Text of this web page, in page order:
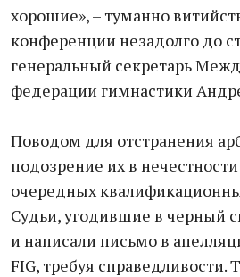
хорошие», – туманно
конференции незадолго до
генеральный секретарь
федерации гимнастики
Поводом для отстранения
подозрение их в
очередных
Судьи, угодившие в черный
и написали письмо в
FIG, требуя справедливости.